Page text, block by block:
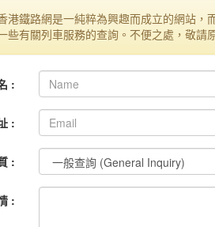
港鐵路網是一純粹為興趣而成立的網站
些有關列車服務的查詢。不便之處，敬請
:
:
:
: